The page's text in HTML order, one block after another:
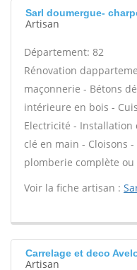
Sarl doumergue-
Artisan
Département: 82
Rénovation
maçonnerie - Bétons
intérieure en bois -
Electricité - Installation
clé en main - Cloisons
plomberie complète
Voir la fiche artisan :
Carrelage et deco
Artisan